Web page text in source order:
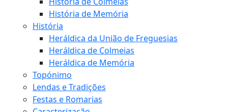
História de Memória
História
Heráldica da União de Freguesias
Heráldica de Colmeias
Heráldica de Memória
Topónimo
Lendas e Tradições
Festas e Romarias